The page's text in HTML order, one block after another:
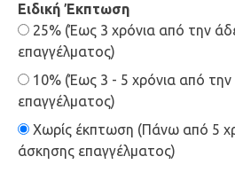
Ειδική Έκπτωση
25% (Έως 3 χρόνια από την
επαγγέλματος)
10% (Έως 3 - 5 χρόνια από
επαγγέλματος)
Χωρίς έκπτωση (Πάνω από 5
άσκησης επαγγέλματος)